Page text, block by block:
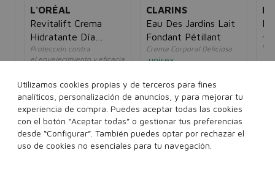
L'ORÉAL
Revitalift Crema
Hidratante Día
SPF30
Protección contra
el envejecimiento y eficacia
25,00€ 9,95€
50 ml 100 ml
Añadir a la cesta
CLARINS
Eau Des Jardins Lait
Fondant Pétillant
Crema Corporal Deliciosa
unisex
200 ml
Añadir a la cesta
Utilizamos cookies propias y de terceros para fines
analíticos, personalización de anuncios, y para mejorar tu
experiencia de compra. Puedes aceptar todas las cookies
con el botón “Aceptar todas” o gestionar tus preferencias
desde “Configurar”. También puedes optar por rechazar el
uso de cookies no esenciales para tu navegación.